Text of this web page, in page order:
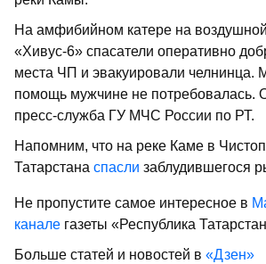
На амфибийном катере на
«Хивус‑6» спасатели оперативно
места ЧП и эвакуировали челнинца.
помощь мужчине не потребовалась.
пресс-служба ГУ МЧС России по РТ.
Напомним, что на реке Каме в
Татарстана спасли заблудившегося
Не пропустите самое интересное в
канале газеты «Республика
Больше статей и новостей в «Дзен»